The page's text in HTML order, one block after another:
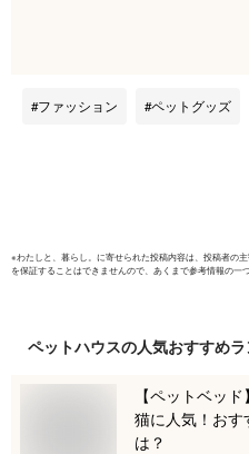
ファッション ペットグッズ
※わたしと、暮らし。 に寄せられた投稿内容は、投稿者の
を保証することはできませんので、あくまで参考情報の一
ペットハウスの人気おすすめ
【ペットベッ
猫に人気！おす
は？